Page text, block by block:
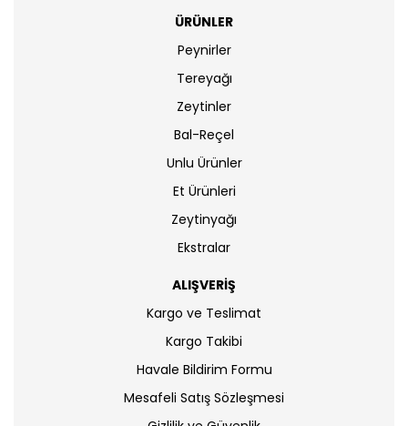
ÜRÜNLER
Peynirler
Tereyağı
Zeytinler
Bal-Reçel
Unlu Ürünler
Et Ürünleri
Zeytinyağı
Ekstralar
ALIŞVERİŞ
Kargo ve Teslimat
Kargo Takibi
Havale Bildirim Formu
Mesafeli Satış Sözleşmesi